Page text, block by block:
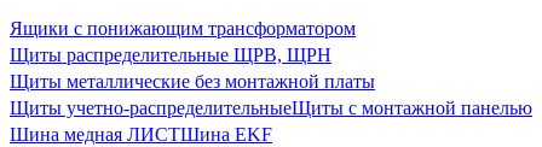
Ящики с понижающим трансформатором
Щиты распределительные ЩРВ, ЩРН
Щиты металлические без монтажной платы
Щиты учетно-распределительныеЩиты с монтажной панелью
Шина медная ЛИСТШина EKF